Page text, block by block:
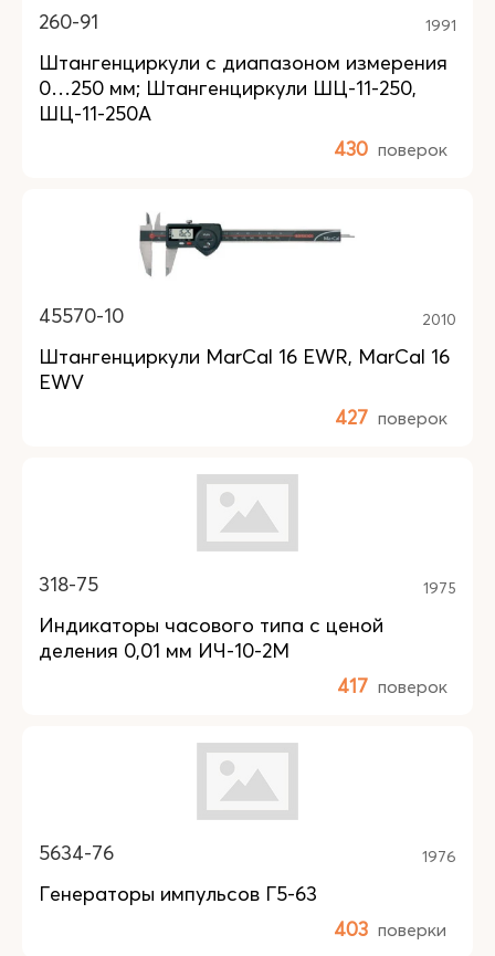
260-91 1991
Штангенциркули с диапазоном измерения
0…250 мм; Штангенциркули ШЦ-11-250,
ШЦ-11-250А
430 поверок
45570-10 2010
Штангенциркули MarCal 16 EWR, MarCal 16
EWV
427 поверок
318-75 1975
Индикаторы часового типа с ценой
деления 0,01 мм ИЧ-10-2М
417 поверок
5634-76 1976
Генераторы импульсов Г5-63
403 поверки